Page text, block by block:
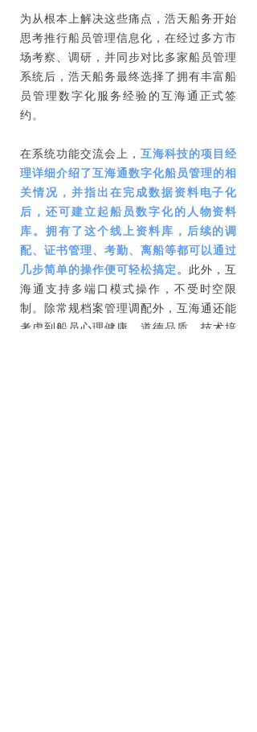
为从根本上解决这些痛点，浩天船务开始
思考推行船员管理信息化，在经过多方市
场考察、调研，并同步对比多家船员管理
系统后，浩天船务最终选择了拥有丰富船
员管理数字化服务经验的互海通正式签
约。
在系统功能交流会上，互海科技的项目经
理详细介绍了互海通数字化船员管理的相
关情况，并指出在完成数据资料电子化
后，还可建立起船员数字化的人物资料
库。拥有了这个线上资料库，后续的调
配、证书管理、考勤、离船等都可以通过
几步简单的操作便可轻松搞定。此外，互
海通支持多端口模式操作，不受时空限
制。除常规档案管理调配外，互海通还能
考虑到船员心理健康、道德品质、技术培